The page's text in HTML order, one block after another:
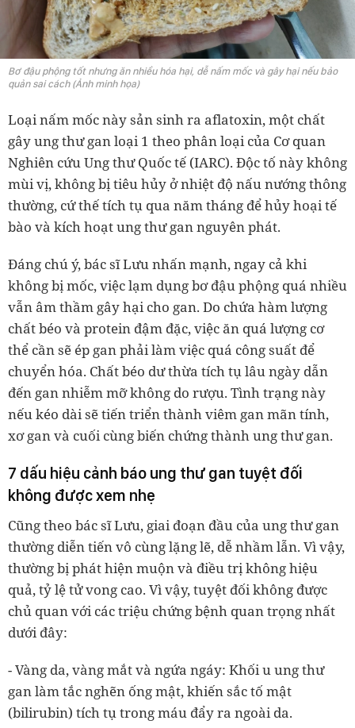
Bơ đậu phộng tốt nhưng ăn nhiều hóa hại, dễ nấm mốc và gây hại nếu bảo
quản sai cách (Ảnh minh họa)
Loại nấm mốc này sản sinh ra aflatoxin, một chất
gây ung thư gan loại 1 theo phân loại của Cơ quan
Nghiên cứu Ung thư Quốc tế (IARC). Độc tố này không
mùi vị, không bị tiêu hủy ở nhiệt độ nấu nướng thông
thường, cứ thế tích tụ qua năm tháng để hủy hoại tế
bào và kích hoạt ung thư gan nguyên phát.
Đáng chú ý, bác sĩ Lưu nhấn mạnh, ngay cả khi
không bị mốc, việc lạm dụng bơ đậu phộng quá nhiều
vẫn âm thầm gây hại cho gan. Do chứa hàm lượng
chất béo và protein đậm đặc, việc ăn quá lượng cơ
thể cần sẽ ép gan phải làm việc quá công suất để
chuyển hóa. Chất béo dư thừa tích tụ lâu ngày dẫn
đến gan nhiễm mỡ không do rượu. Tình trạng này
nếu kéo dài sẽ tiến triển thành viêm gan mãn tính,
xơ gan và cuối cùng biến chứng thành ung thư gan.
7 dấu hiệu cảnh báo ung thư gan tuyệt đối
không được xem nhẹ
Cũng theo bác sĩ Lưu, giai đoạn đầu của ung thư gan
thường diễn tiến vô cùng lặng lẽ, dễ nhầm lẫn. Vì vậy,
thường bị phát hiện muộn và điều trị không hiệu
quả, tỷ lệ tử vong cao. Vì vậy, tuyệt đối không được
chủ quan với các triệu chứng bệnh quan trọng nhất
dưới đây:
- Vàng da, vàng mắt và ngứa ngáy: Khối u ung thư
gan làm tắc nghẽn ống mật, khiến sắc tố mật
(bilirubin) tích tụ trong máu đẩy ra ngoài da.